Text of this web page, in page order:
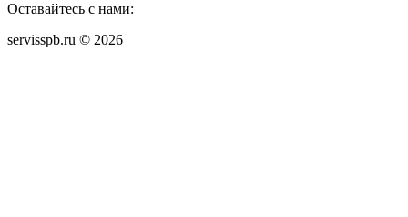
Оставайтесь с нами:
servisspb.ru © 2026